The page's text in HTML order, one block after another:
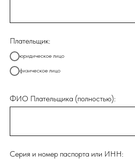
Плательщик:
юридическое лицо
физическое лицо
ФИО Плательщика (полностью):
Серия и номер паспорта или ИНН: